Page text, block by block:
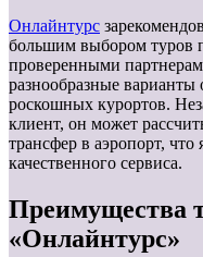
Онлайнтурс
большим выбором туров
проверенными
разнообразные
роскошных курортов.
клиент, он может
трансфер в аэропорт,
качественного сервиса.
Преимущества
«Онлайнтурс»